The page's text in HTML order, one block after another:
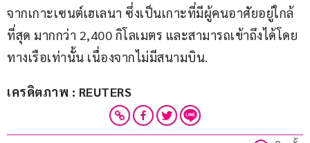
จากเกาะเซนต์เฮเลนา ซึ่งเป็นเกาะที่มีผู้คนอาศัยอยู่ใกล้
ที่สุด มากกว่า 2,400 กิโลเมตร และสามารถเข้าถึงได้โดย
ทางเรือเท่านั้น เนื่องจากไม่มีสนามบิน.
เครดิตภาพ : REUTERS